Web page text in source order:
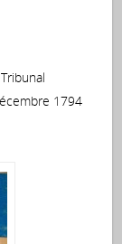
1794